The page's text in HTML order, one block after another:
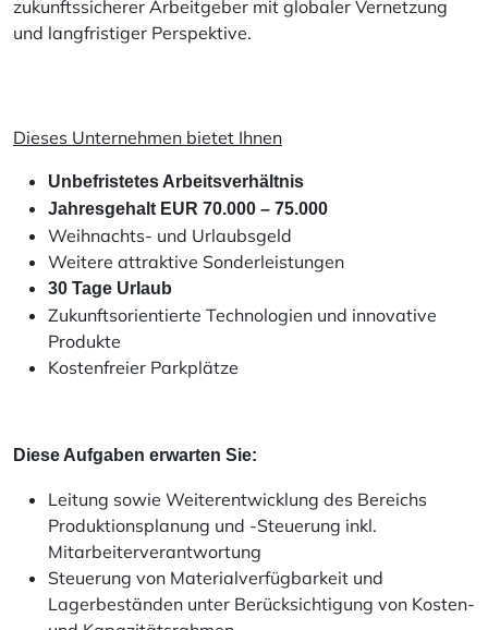
zukunftssicherer Arbeitgeber mit globaler Vernetzung
und langfristiger Perspektive.
Dieses Unternehmen bietet Ihnen
Unbefristetes Arbeitsverhältnis
Jahresgehalt EUR 70.000 – 75.000
Weihnachts- und Urlaubsgeld
Weitere attraktive Sonderleistungen
30 Tage Urlaub
Zukunftsorientierte Technologien und innovative
Produkte
Kostenfreier Parkplätze
Diese Aufgaben erwarten Sie:
Leitung sowie Weiterentwicklung des Bereichs
Produktionsplanung und -Steuerung inkl.
Mitarbeiterverantwortung
Steuerung von Materialverfügbarkeit und
Lagerbeständen unter Berücksichtigung von Kosten-